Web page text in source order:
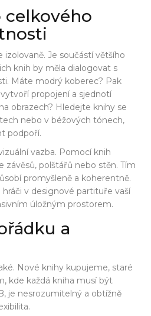
celkového
Je součástí většího
knih by měla dialogovat s
Máte modrý koberec? Pak
propojení a sjednotí
obrazech? Hledejte knihy se
nebo v béžových tónech,
podpoří.
vazba. Pomocí knih
závěsů, polštářů nebo stěn. Tím
promyšleně a koherentně.
v designové partituře vaší
úložným prostorem.
a
Nové knihy kupujeme, staré
kde každá kniha musí být
je nesrozumitelný a obtížně